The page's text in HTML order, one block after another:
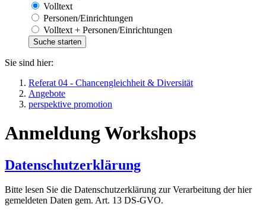
Volltext
Personen/Einrichtungen
Volltext + Personen/Einrichtungen
Sie sind hier:
Referat 04 - Chancengleichheit & Diversität
Angebote
perspektive promotion
Anmeldung Workshops
Datenschutzerklärung
Bitte lesen Sie die Datenschutzerklärung zur Verarbeitung der hier
gemeldeten Daten gem. Art. 13 DS-GVO.